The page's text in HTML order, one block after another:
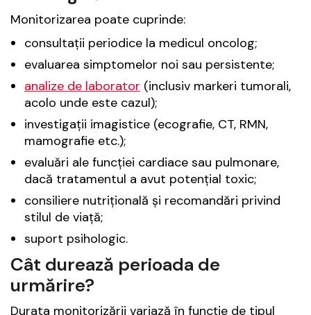
Monitorizarea poate cuprinde:
consultații periodice la medicul oncolog;
evaluarea simptomelor noi sau persistente;
analize de laborator (inclusiv markeri tumorali,
acolo unde este cazul);
investigații imagistice (ecografie, CT, RMN,
mamografie etc.);
evaluări ale funcției cardiace sau pulmonare,
dacă tratamentul a avut potențial toxic;
consiliere nutrițională și recomandări privind
stilul de viață;
suport psihologic.
Cât durează perioada de
urmărire?
Durata monitorizării variază în funcție de tipul